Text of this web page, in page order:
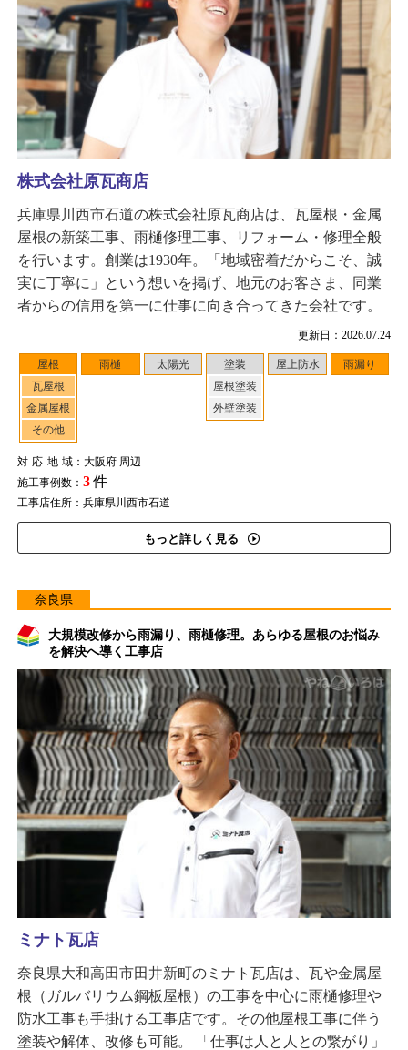
更新日：2026.07.24
屋根
瓦屋根
金属屋根
その他
雨樋 太陽光
塗装
屋根塗装
外壁塗装
屋上防水 雨漏り
対応地域：大阪府 周辺
施工事例数： 3件
工事店住所：兵庫県川西市石道
もっと詳しく見る
株式会社原瓦商店
兵庫県川西市石道の株式会社原瓦商店は、瓦屋根・金属
屋根の新築工事、雨樋修理工事、リフォーム・修理全般
を行います。創業は1930年。「地域密着だからこそ、誠
実に丁寧に」という想いを掲げ、地元のお客さま、同業
者からの信用を第一に仕事に向き合ってきた会社です。
奈良県
大規模改修から雨漏り、雨樋修理。あらゆる屋根のお悩み
を解決へ導く工事店
ミナト瓦店
奈良県大和高田市田井新町のミナト瓦店は、瓦や金属屋
根（ガルバリウム鋼板屋根）の工事を中心に雨樋修理や
防水工事も手掛ける工事店です。その他屋根工事に伴う
塗装や解体、改修も可能。 「仕事は人と人との繋がり」